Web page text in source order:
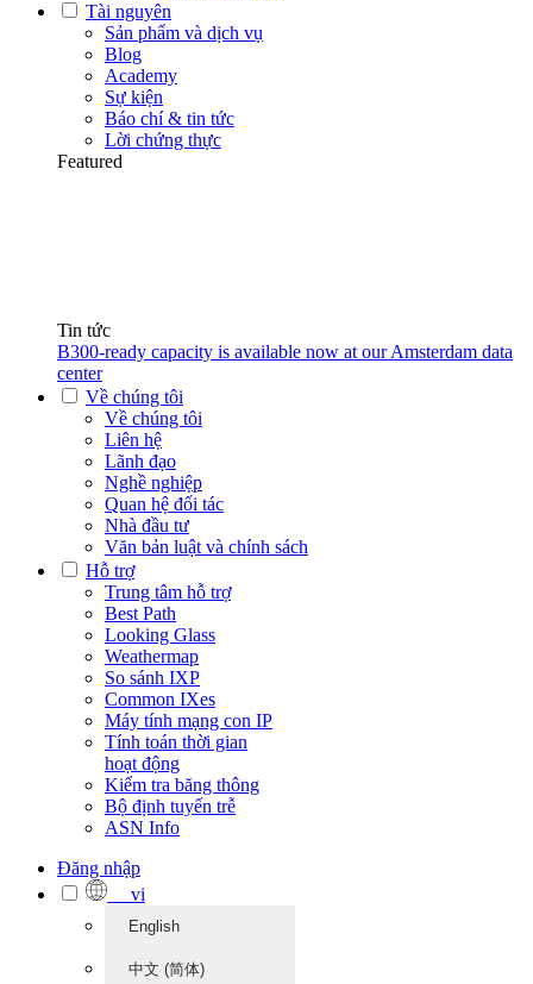
Tài nguyên
Sản phẩm và dịch vụ
Blog
Academy
Sự kiện
Báo chí & tin tức
Lời chứng thực
Featured
Tin tức
B300-ready capacity is available now at our Amsterdam data
center
Về chúng tôi
Về chúng tôi
Liên hệ
Lãnh đạo
Nghề nghiệp
Quan hệ đối tác
Nhà đầu tư
Văn bản luật và chính sách
Hỗ trợ
Trung tâm hỗ trợ
Best Path
Looking Glass
Weathermap
So sánh IXP
Common IXes
Máy tính mạng con IP
Tính toán thời gian
hoạt động
Kiểm tra băng thông
Bộ định tuyến trễ
ASN Info
Đăng nhập
vi
English
中文 (简体)